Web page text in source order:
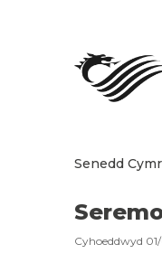
Senedd
Cyhoeddwyd